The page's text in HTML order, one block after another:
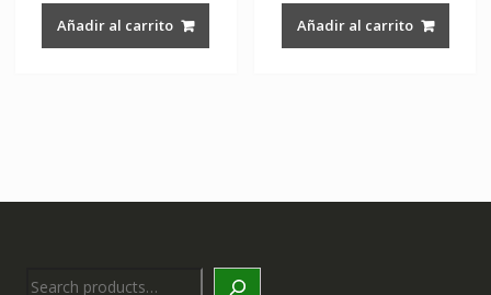
was:
$1,029.00.
Añadir al carrito
was:
$1,029.00.
Añadir al carrito
Search